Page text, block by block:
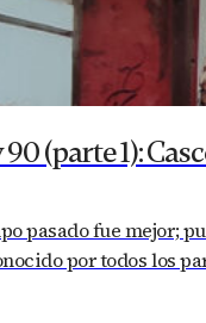
(parte 1):
fue mejor;
por todos